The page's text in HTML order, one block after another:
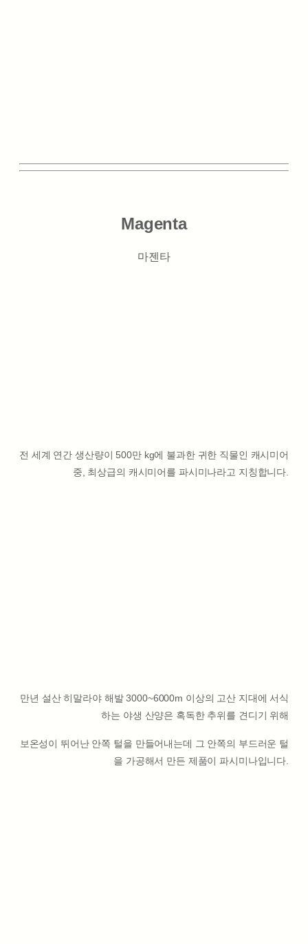
Magenta
마젠타
전 세계 연간 생산량이 500만 kg에 불과한 귀한 직물인 캐시미어
중, 최상급의 캐시미어를 파시미나라고 지칭합니다.
만년 설산 히말라야 해발 3000~6000m 이상의 고산 지대에 서식
하는 야생 산양은 혹독한 추위를 견디기 위해
보온성이 뛰어난 안쪽 털을 만들어내는데 그 안쪽의 부드러운 털
을 가공해서 만든 제품이 파시미나입니다.